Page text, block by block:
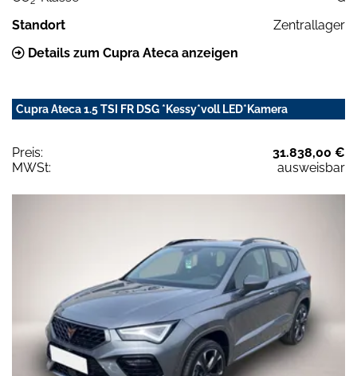
Standort
Zentrallager
Details zum Cupra Ateca anzeigen
Cupra Ateca 1.5 TSI FR DSG *Kessy*voll LED*Kamera
Preis:
31.838,00 €
MWSt:
ausweisbar